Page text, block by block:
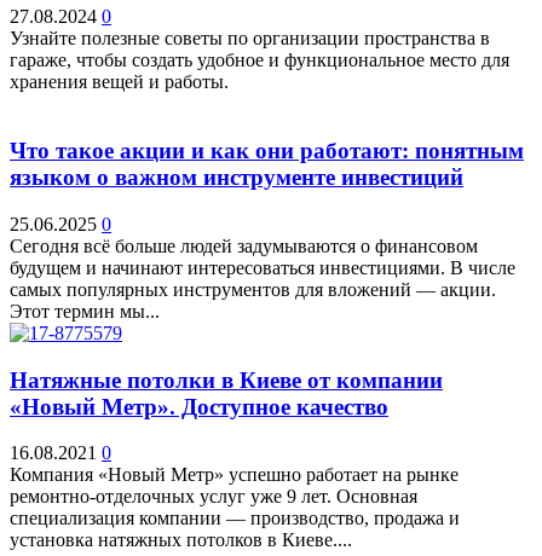
27.08.2024 0
Узнайте полезные советы по организации пространства в
гараже, чтобы создать удобное и функциональное место для
хранения вещей и работы.
Что такое акции и как они работают: понятным
языком о важном инструменте инвестиций
25.06.2025 0
Сегодня всё больше людей задумываются о финансовом
будущем и начинают интересоваться инвестициями. В числе
самых популярных инструментов для вложений — акции.
Этот термин мы...
Натяжные потолки в Киеве от компании
«Новый Метр». Доступное качество
16.08.2021 0
Компания «Новый Метр» успешно работает на рынке
ремонтно-отделочных услуг уже 9 лет. Основная
специализация компании — производство, продажа и
установка натяжных потолков в Киеве....